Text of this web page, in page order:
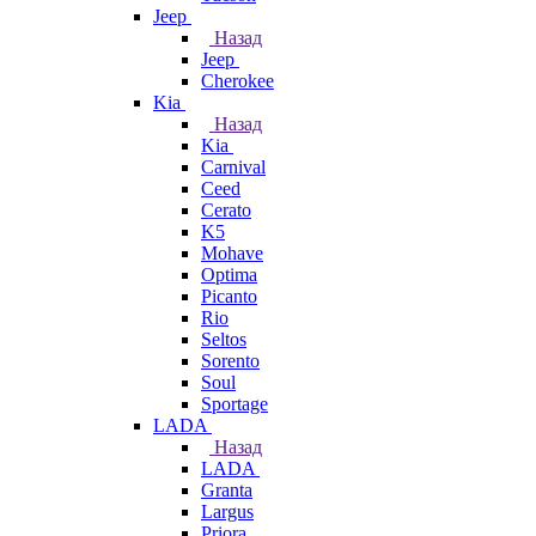
Jeep
Назад
Jeep
Cherokee
Kia
Назад
Kia
Carnival
Ceed
Cerato
K5
Mohave
Optima
Picanto
Rio
Seltos
Sorento
Soul
Sportage
LADA
Назад
LADA
Granta
Largus